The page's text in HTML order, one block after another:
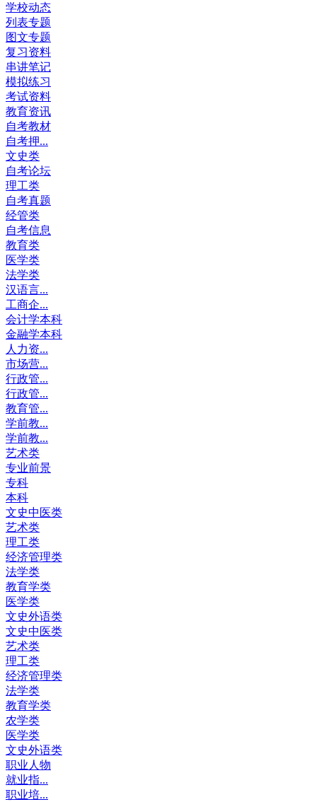
学校动态
列表专题
图文专题
复习资料
串讲笔记
模拟练习
考试资料
教育资讯
自考教材
自考押...
文史类
自考论坛
理工类
自考真题
经管类
自考信息
教育类
医学类
法学类
汉语言...
工商企...
会计学本科
金融学本科
人力资...
市场营...
行政管...
行政管...
教育管...
学前教...
学前教...
艺术类
专业前景
专科
本科
文史中医类
艺术类
理工类
经济管理类
法学类
教育学类
医学类
文史外语类
文史中医类
艺术类
理工类
经济管理类
法学类
教育学类
农学类
医学类
文史外语类
职业人物
就业指...
职业培...